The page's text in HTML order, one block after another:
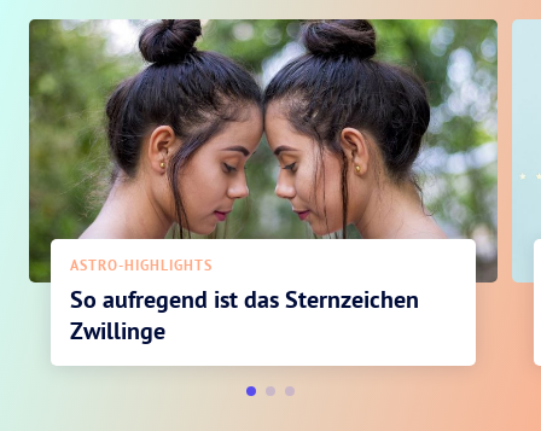
ASTRO-HIGHLIGHTS
So aufregend ist das Sternzeichen
Zwillinge